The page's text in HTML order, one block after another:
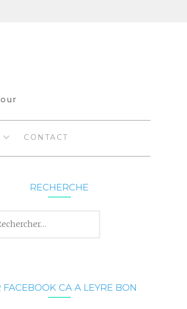
CONTACT
RECHERCHE
FACEBOOK CA A LEYRE BON